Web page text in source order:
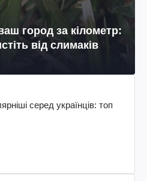
город за кілометр:
від слимаків
серед українців: топ